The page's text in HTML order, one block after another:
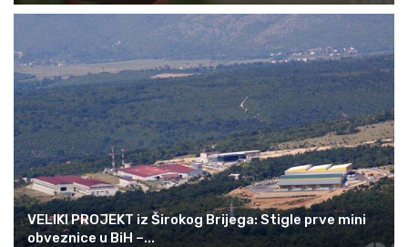
VELIKI PROJEKT iz Širokog Brijega: Stigle prve mini
obveznice u BiH –...